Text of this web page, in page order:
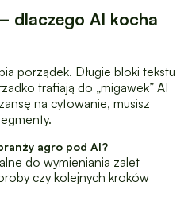
dlaczego AI kocha
porządek. Długie bloki tekstu
trafiają do „migawek” AI
na cytowanie, musisz
agro pod AI?
do wymieniania zalet
czy kolejnych kroków